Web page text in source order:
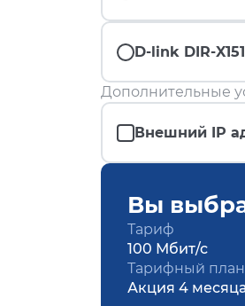
D-link DIR-
Дополнительные
Внешний IP
Вы
Тариф
100 Мбит/с
Тарифный план
Акция 4